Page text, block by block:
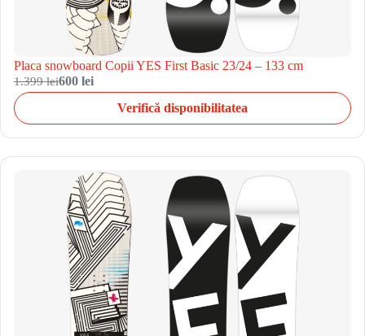
Placa snowboard Copii YES First Basic 23/24 – 133 cm
1.399 lei600 lei
Verifică disponibilitatea